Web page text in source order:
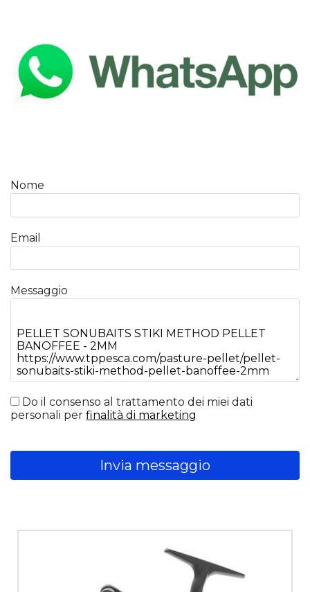
Nome
Email
Messaggio
Do il consenso al trattamento dei miei dati
personali perfinalità di marketing
Invia messaggio